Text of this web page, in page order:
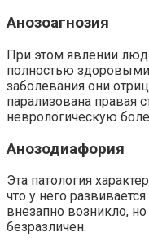
Анозоагнозия
При этом явлении
полностью
заболевания они
парализована правая
неврологическую
Анозодиафория
Эта патология
что у него
внезапно возникло,
безразличен.